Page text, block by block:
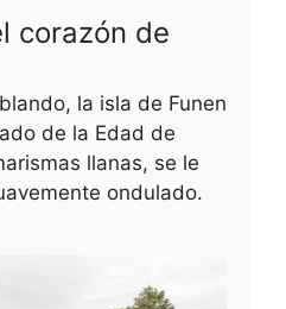
corazón de
la isla de Funen
de la Edad de
llanas, se le
ondulado.